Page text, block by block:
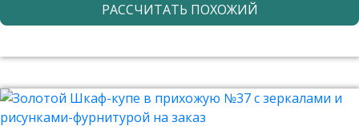
РАССЧИТАТЬ ПОХОЖИЙ